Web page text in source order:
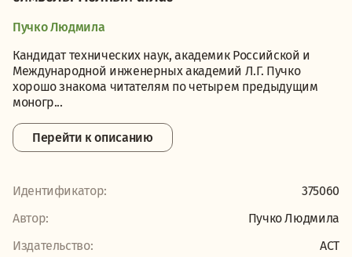
Пучко Людмила
Кандидат технических наук, академик Российской и
Международной инженерных академий Л.Г. Пучко
хорошо знакома читателям по четырем предыдущим
моногр...
Перейти к описанию
Идентификатор:
375060
Автор:
Пучко Людмила
Издательство:
АСТ